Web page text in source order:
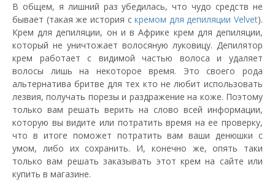
В общем, я лишний раз убедилась, что чудо средств не
бывает (такая же история скремом для депиляции Velvet).
Крем для депиляции, он и в Африке крем для депиляции,
который не уничтожает волосяную луковицу. Депилятор
крем работает с видимой частью волоса и удаляет
волосы лишь на некоторое время. Это своего рода
альтернатива бритве для тех кто не любит использовать
лезвия, получать порезы и раздражение на коже. Поэтому
только вам решать верить на слово всей информации,
которую вы видите или потратить время на ее проверку,
что в итоге поможет потратить вам ваши денюшки с
умом, либо их сохранить. И, конечно же, опять таки
только вам решать заказывать этот крем на сайте или
купить в магазине.